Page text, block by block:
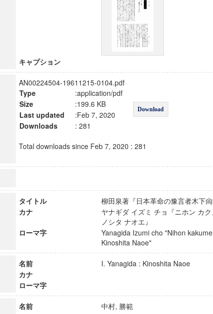
キャプション
AN00224504-19611215-0104.pdf
Type
:application/pdf
Download
Size
:199.6 KB
Last updated
:Feb 7, 2020
Downloads
: 281
Total downloads since Feb 7, 2020 : 281
タイトル
柳田泉著『日本革命の豫言者木下
カナ
ヤナギダ イズミ チョ『ニホン カ
ノシタ ナオエ』
ローマ字
Yanagida Izumi cho "Nihon
Kinoshita Naoe"
名前
I. Yanagida : Kinoshita Naoe
カナ
ローマ字
名前
中村, 勝範